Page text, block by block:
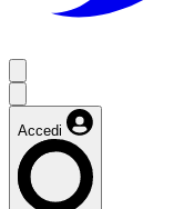
Accedi